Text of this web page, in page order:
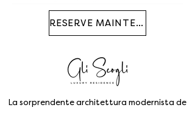
RESERVE MAINTENANT
La sorprendente architettura modernista de